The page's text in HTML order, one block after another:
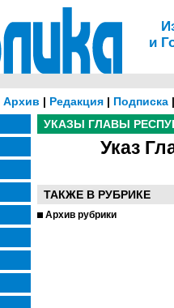
и
Архив | Редакция | Подписка
УКАЗЫ ГЛАВЫ
Указ
ТАКЖЕ В РУБРИКЕ
Архив рубрики